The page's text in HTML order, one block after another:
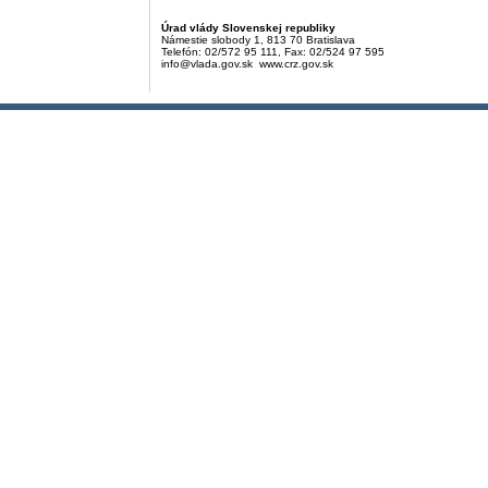
Úrad vlády Slovenskej republiky
Námestie slobody 1, 813 70 Bratislava
Telefón: 02/572 95 111, Fax: 02/524 97 595
info@vlada.gov.sk www.crz.gov.sk